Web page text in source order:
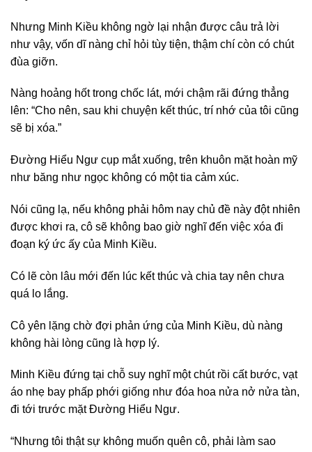
Nhưng Minh Kiều không ngờ lại nhận được câu trả lời
như vậy, vốn dĩ nàng chỉ hỏi tùy tiện, thậm chí còn có chút
đùa giỡn.
Nàng hoảng hốt trong chốc lát, mới chậm rãi đứng thẳng
lên: “Cho nên, sau khi chuyện kết thúc, trí nhớ của tôi cũng
sẽ bị xóa.”
Đường Hiểu Ngư cụp mắt xuống, trên khuôn mặt hoàn mỹ
như băng như ngọc không có một tia cảm xúc.
Nói cũng lạ, nếu không phải hôm nay chủ đề này đột nhiên
được khơi ra, cô sẽ không bao giờ nghĩ đến việc xóa đi
đoạn ký ức ấy của Minh Kiều.
Có lẽ còn lâu mới đến lúc kết thúc và chia tay nên chưa
quá lo lắng.
Cô yên lặng chờ đợi phản ứng của Minh Kiều, dù nàng
không hài lòng cũng là hợp lý.
Minh Kiều đứng tại chỗ suy nghĩ một chút rồi cất bước, vạt
áo nhẹ bay phấp phới giống như đóa hoa nửa nở nửa tàn,
đi tới trước mặt Đường Hiểu Ngư.
“Nhưng tôi thật sự không muốn quên cô, phải làm sao